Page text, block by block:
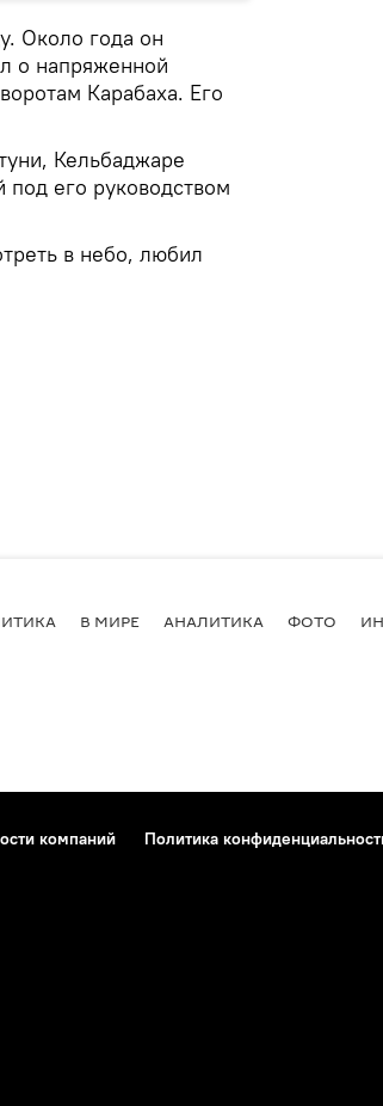
Около года он
о напряженной
Карабаха. Его
Кельбаджаре
его руководством
в небо, любил
В МИРЕ АНАЛИТИКА ФОТО
компаний Политика